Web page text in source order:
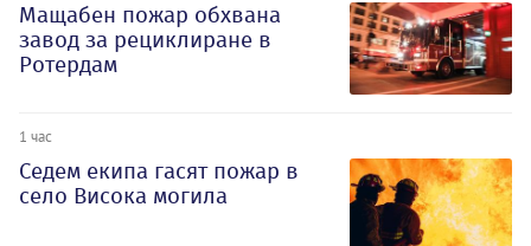
Мащабен пожар обхвана
завод за рециклиране в
Ротердам
1 час
Седем екипа гасят пожар в
село Висока могила